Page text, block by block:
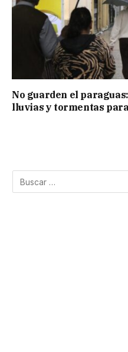
No guarden el
lluvias y tormentas